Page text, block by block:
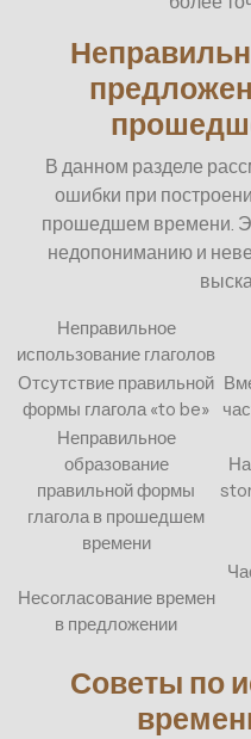
В данном разделе
ошибки при
прошедшем времени.
недопониманию и
Неправильное
использование глаголов
Отсутствие правильной
формы глагола «to be»
Неправильное
образование
правильной формы
глагола в прошедшем
времени
Несогласование времен
в предложении
Советы по